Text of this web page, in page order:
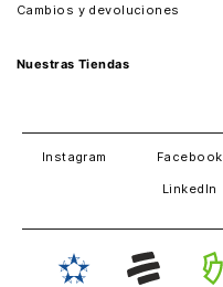
Cambios y devoluciones
Nuestras Tiendas
Instagram
Facebook
LinkedIn